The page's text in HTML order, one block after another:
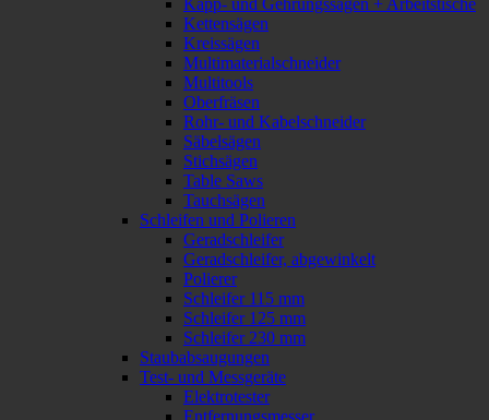
Kettensägen
Kreissägen
Multimaterialschneider
Multitools
Oberfräsen
Rohr- und Kabelschneider
Säbelsägen
Stichsägen
Table Saws
Tauchsägen
Schleifen und Polieren
Geradschleifer
Geradschleifer, abgewinkelt
Polierer
Schleifer 115 mm
Schleifer 125 mm
Schleifer 230 mm
Staubabsaugungen
Test- und Messgeräte
Elektrotester
Entfernungsmesser